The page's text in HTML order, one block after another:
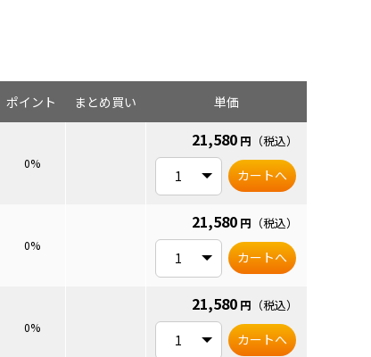
ポイント まとめ買い 単価
0%
21,580 円 （税込）
カートへ
0%
21,580 円 （税込）
カートへ
0%
21,580 円 （税込）
カートへ